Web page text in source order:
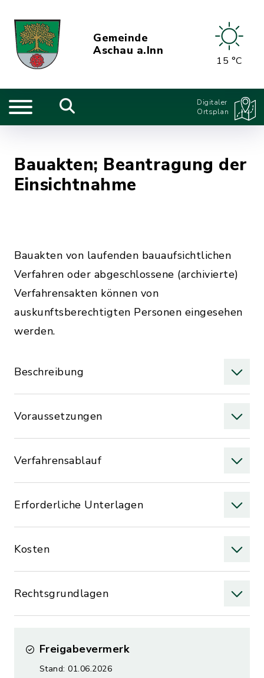
Gemeinde
Aschau a.Inn
15 °C
Digitaler
Ortsplan
Bauakten; Beantragung der
Einsichtnahme
Bauakten von laufenden bauaufsichtlichen
Verfahren oder abgeschlossene (archivierte)
Verfahrensakten können von
auskunftsberechtigten Personen eingesehen
werden.
Beschreibung
Voraussetzungen
Verfahrensablauf
Erforderliche Unterlagen
Kosten
Rechtsgrundlagen
Freigabevermerk
Stand: 01.06.2026